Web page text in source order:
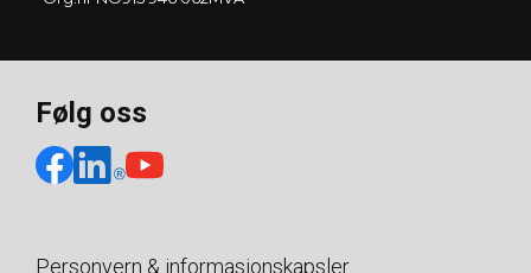
Følg oss
Personvern & informasjonskapsler